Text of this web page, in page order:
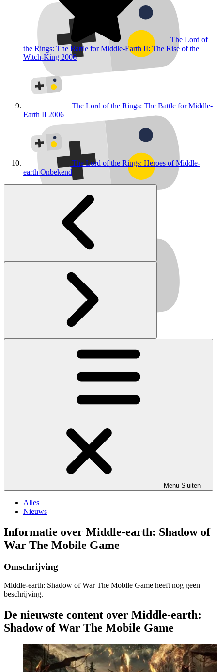
The Lord of
the Rings: The Battle for Middle-Earth II: The Rise of the
Witch-King 2006
The Lord of the Rings: The Battle for Middle-
Earth II 2006
The Lord of the Rings: Heroes of Middle-
earthOnbekend
Menu Sluiten
Alles
Nieuws
Informatie over Middle-earth: Shadow of
War The Mobile Game
Omschrijving
Middle-earth: Shadow of War The Mobile Game heeft nog geen
beschrijving.
De nieuwste content over Middle-earth:
Shadow of War The Mobile Game